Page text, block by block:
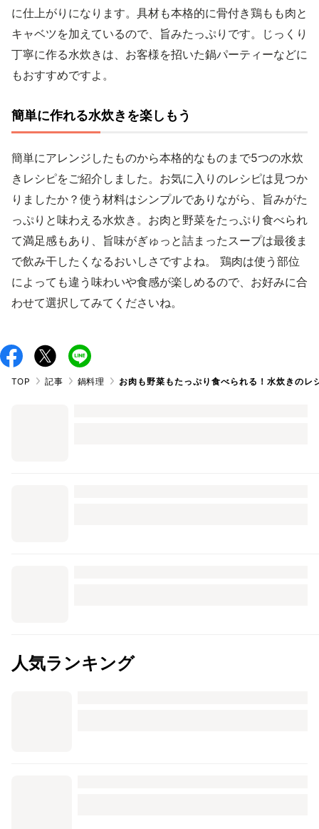
に仕上がりになります。具材も本格的に骨付き鶏もも肉と
キャベツを加えているので、旨みたっぷりです。じっくり
丁寧に作る水炊きは、お客様を招いた鍋パーティーなどに
もおすすめですよ。
簡単に作れる水炊きを楽しもう
簡単にアレンジしたものから本格的なものまで5つの水炊
きレシピをご紹介しました。お気に入りのレシピは見つか
りましたか？使う材料はシンプルでありながら、旨みがた
っぷりと味わえる水炊き。お肉と野菜をたっぷり食べられ
て満足感もあり、旨味がぎゅっと詰まったスープは最後ま
で飲み干したくなるおいしさですよね。 鶏肉は使う部位
によっても違う味わいや食感が楽しめるので、お好みに合
わせて選択してみてくださいね。
TOP 記事 鍋料理 お肉も野菜もたっぷり食べられる！水炊きのレ
人気ランキング